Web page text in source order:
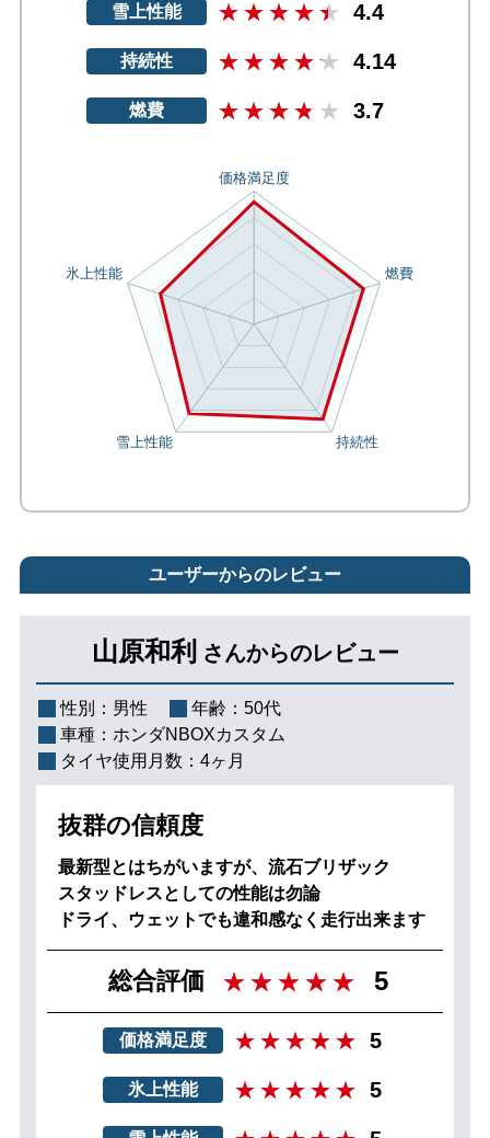
雪上性能 4.4
持続性 4.14
燃費 3.7
ユーザーからのレビュー
山原和利 さんからのレビュー
性別： 男性 年齢： 50代
車種： ホンダNBOXカスタム
タイヤ使用月数： 4ヶ月
抜群の信頼度
最新型とはちがいますが、流石ブリザック
スタッドレスとしての性能は勿論
ドライ、ウェットでも違和感なく走行出来ます
総合評価 5
価格満足度 5
氷上性能 5